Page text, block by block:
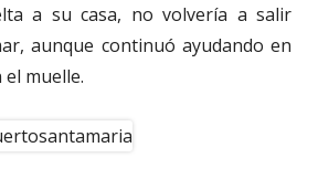
a su casa, no volvería a salir
aunque continuó ayudando en
muelle.